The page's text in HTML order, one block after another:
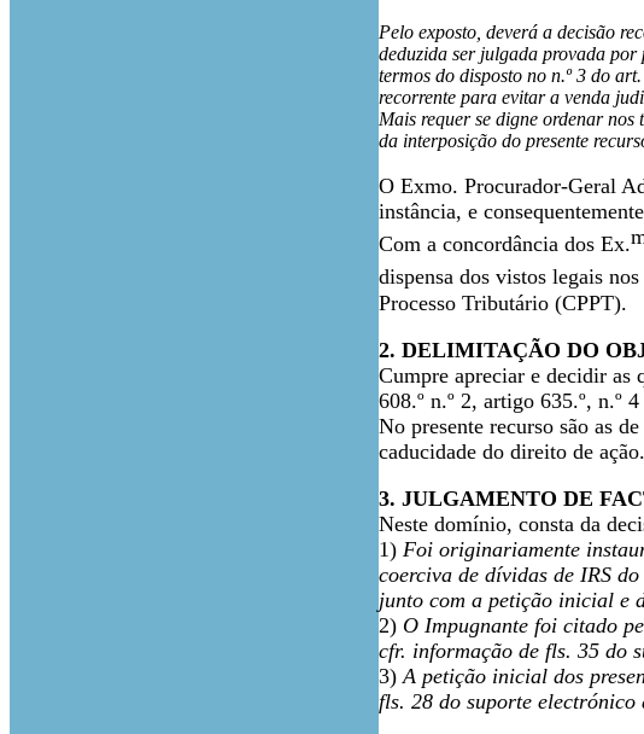
Pelo exposto, deverá a decisão
deduzida ser julgada provada por
termos do disposto no n.º 3 do
recorrente para evitar a venda
Mais requer se digne ordenar nos
da interposição do presente
O Exmo. Procurador-Geral
instância, e
Com a concordância dos Ex.
dispensa dos vistos legais
Processo Tributário (CPPT).
2. DELIMITAÇÃO DO
Cumpre apreciar e decidir as
608.º n.º 2, artigo 635.º, n.º
No presente recurso são as
caducidade do direito de ação.
3. JULGAMENTO DE
Neste domínio, consta da
1) Foi originariamente
coerciva de dívidas de IRS
junto com a petição inicial e
2) O Impugnante foi citado
cfr. informação de fls. 35 do
3) A petição inicial dos
fls. 28 do suporte electrónico